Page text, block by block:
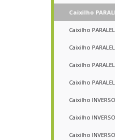
Caixilho
Caixilho
Caixilho
Caixilho
Caixilho
Caixilho INVERSO
Caixilho
Caixilho